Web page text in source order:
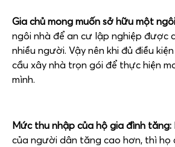
Gia chủ mong muốn sở hữu một
ngôi nhà để an cư lập nghiệp được
nhiều người. Vậy nên khi đủ điều
cầu xây nhà trọn gói để thực hiện
mình.
Mức thu nhập của hộ gia đình tăng:
của người dân tăng cao hơn, thì họ